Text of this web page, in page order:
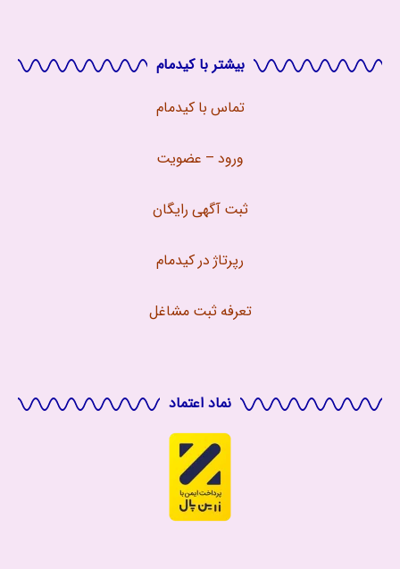
بیشتر با کیدمام
تماس باکیدمام
ورود – عضویت
ثبت آگهی رایگان
رپرتاژ در کیدمام
تعرفه ثبت مشاغل
نماد اعتماد